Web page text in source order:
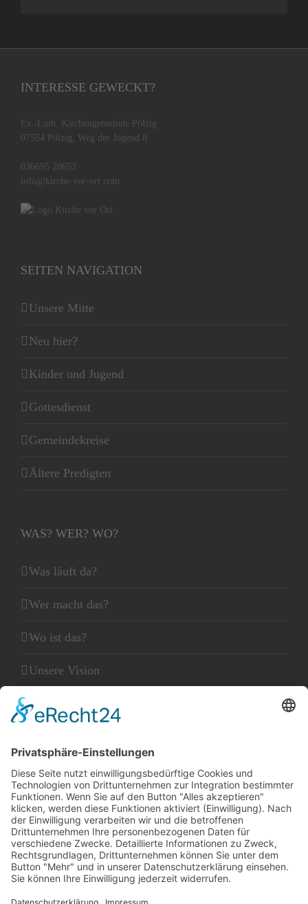
INTERESSE GEWECKT?
Ev.-Luth. Kirchengemeinde Pölzig
07554 Pölzig, Weg der Jugend 8
036695 20652
info@kirche-vor-ort.com
SEITEN NAVIGATION
Unsere Mitte
Neu hier?
Kinder und Jugend
Gottesdienst
Gemeindekreise
Ältere Predigten
WAS? WER? WO?
Was läuft da?
Wer macht das?
Wo ist das?
Unsere Vision
Unser Leitbild
KLEINGEDRUCKTES
Kontakt
Datenschutz
Impressum